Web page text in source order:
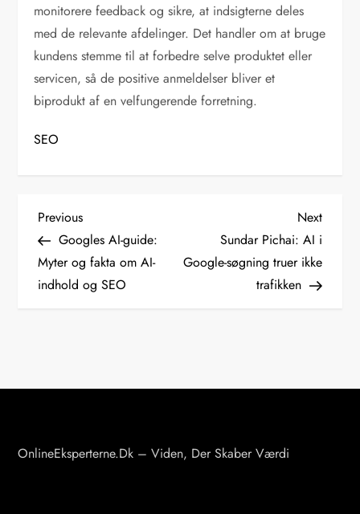
monitorere feedback og sikre, at indsigterne deles
med de relevante afdelinger. Det handler om at bruge
kundens stemme til at forbedre selve produktet eller
servicen, så de positive anmeldelser bliver et
biprodukt af en velfungerende forretning.
SEO
I
n
d
g
Previous
Post
Previous
Googles AI-guide:
Myter og fakta om AI-
indhold og SEO
Next
Post
Next
Sundar Pichai: AI i
Google-søgning truer ikke
trafikken
OnlineEksperterne.dk – Viden, Der Skaber Værdi